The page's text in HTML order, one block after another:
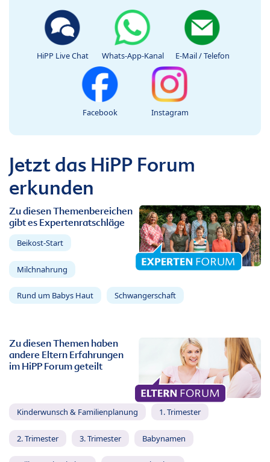
HiPP Live Chat Whats-App-Kanal E-Mail / Telefon
Facebook Instagram
Jetzt das HiPP Forum
erkunden
Zu diesen Themenbereichen
gibt es Expertenratschläge
Beikost-Start
Milchnahrung
Rund um Babys Haut Schwangerschaft
Zu diesen Themen haben
andere Eltern Erfahrungen
im HiPP Forum geteilt
Kinderwunsch & Familienplanung 1. Trimester
2. Trimester 3. Trimester Babynamen